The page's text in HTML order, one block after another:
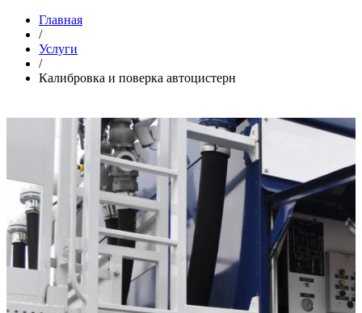
Главная
/
Услуги
/
Калибровка и поверка автоцистерн